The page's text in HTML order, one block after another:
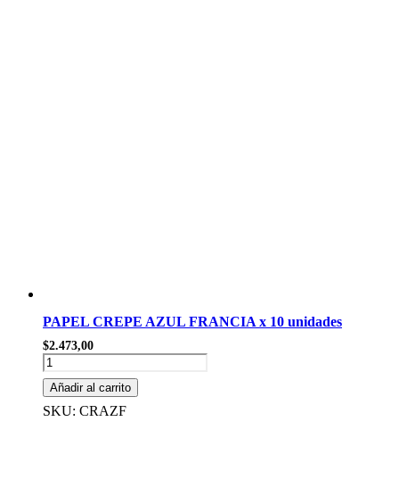
PAPEL CREPE AZUL FRANCIA x 10 unidades
$2.473,00
PAPEL
CREPE
AZUL
FRANCIA
Añadir al carrito
SKU: CRAZF